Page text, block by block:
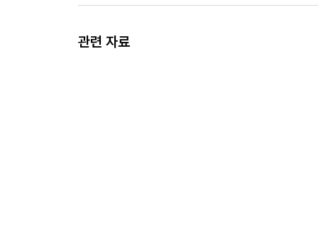
굴 이유는 전혀 없으니까. 그런 다음 위원장 동무
관련 자료